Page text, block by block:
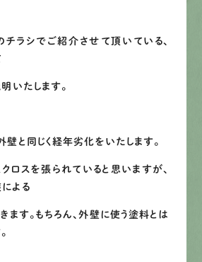
料建物診 断いたします!!
44-2605
ラシでご紹介させて頂いている、
いたします。
壁と同じく経年劣化をいたします。
ロスを張られていると思いますが、
よる
ます。もちろん、外壁に使う塗料とは